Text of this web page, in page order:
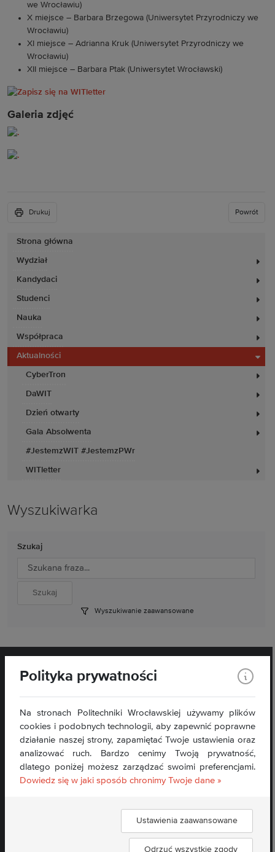
Strona główna
Wydział
Kandydaci
Studenci
Nauka
Współpraca
Aktualności
CyberTron
DaWIT
Dzień otwarty
Gala Absolwenta
#JestemzWIT #JestemzPWr
WITletter
Wyszukiwarka
Szukaj
Wyszukiwanie zaawansowane
we Wrocławiu)
X miejsce – Barbara Brzegowa (Uniwersytet Przyrodniczy we
Wrocławiu)
XI miejsce – Adrianna Kruk (Uniwersytet Przyrodniczy we
Wrocławiu)
XII miejsce – Barbara Ptak (Uniwersytet Wrocławski)
Galeria zdjęć
Drukuj Powrót
Kontakt:
sekretariat.wit@pwr.edu.pl
Tel: + 48 71 340 79 97
Polityka prywatności
Na stronach Politechniki Wrocławskiej używamy plików
cookies i podobnych technologii, aby zapewnić poprawne
działanie naszej strony, zapamiętać Twoje ustawienia oraz
analizować ruch. Bardzo cenimy Twoją prywatność,
dlatego poniżej możesz zarządzać swoimi preferencjami.
Dowiedz się w jaki sposób chronimy Twoje dane »
Ustawienia zaawansowane
Odrzuć wszystkie zgody